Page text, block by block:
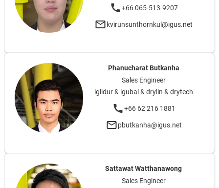
+66 065-513-9207
kvirunsunthornkul@igus.net
Phanucharat Butkanha
Sales Engineer
iglidur & igubal & drylin & drytech
+66 62 216 1881
pbutkanha@igus.net
Sattawat Watthanawong
Sales Engineer